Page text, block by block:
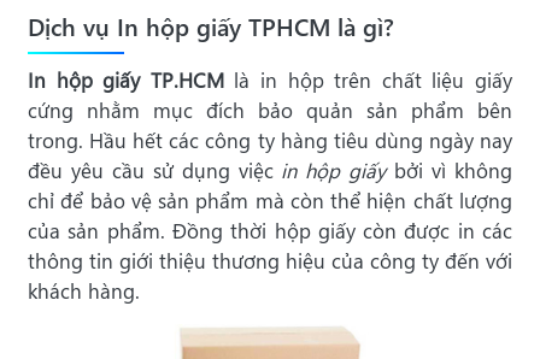
Dịch vụ In hộp giấy TPHCM là gì?
In hộp giấy TP.HCMlà in hộp trên chất liệu giấy
cứng nhằm mục đích bảo quản sản phẩm bên
trong. Hầu hết các công ty hàng tiêu dùng ngày nay
đều yêu cầu sử dụng việc in hộp giấy bởi vì không
chỉ để bảo vệ sản phẩm mà còn thể hiện chất lượng
của sản phẩm. Đồng thời hộp giấy còn được in các
thông tin giới thiệu thương hiệu của công ty đến với
khách hàng.